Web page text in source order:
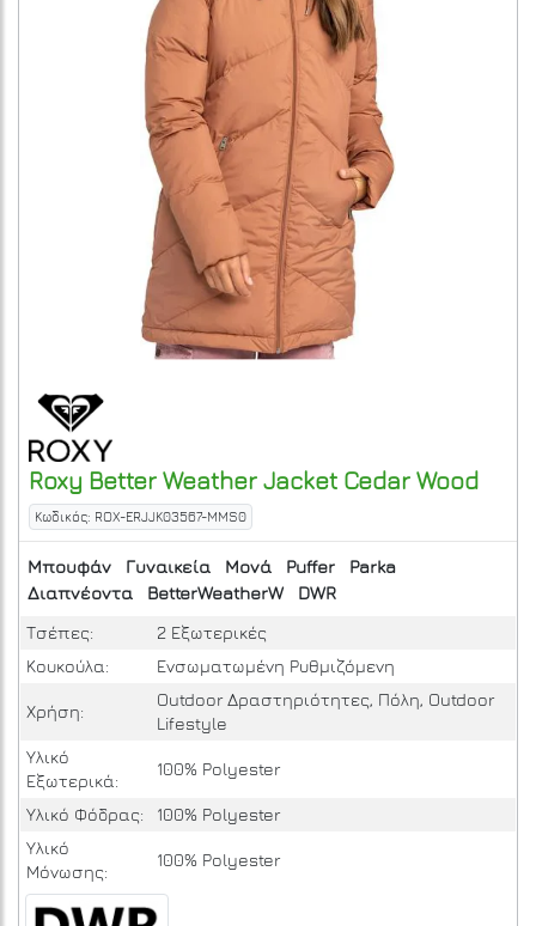
Roxy Better Weather Jacket Cedar Wood
Κωδικός: ROX-ERJJK03567-MMS0
Μπουφάν Γυναικεία Μονά Puffer
Parka
Διαπνέοντα
BetterWeatherW
DWR
Τσέπες:
2 Εξωτερικές
Κουκούλα:
Ενσωματωμένη Ρυθμιζόμενη
Χρήση:
Outdoor Δραστηριότητες, Πόλη, Outdoor
Lifestyle
Υλικό
Εξωτερικά:
100% Polyester
Υλικό Φόδρας:
100% Polyester
Υλικό
Μόνωσης:
100% Polyester